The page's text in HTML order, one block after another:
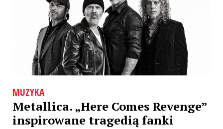
MUZYKA
Metallica. „Here Comes Revenge”
inspirowane tragedią fanki